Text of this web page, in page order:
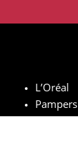
L’Oréal
Pampers